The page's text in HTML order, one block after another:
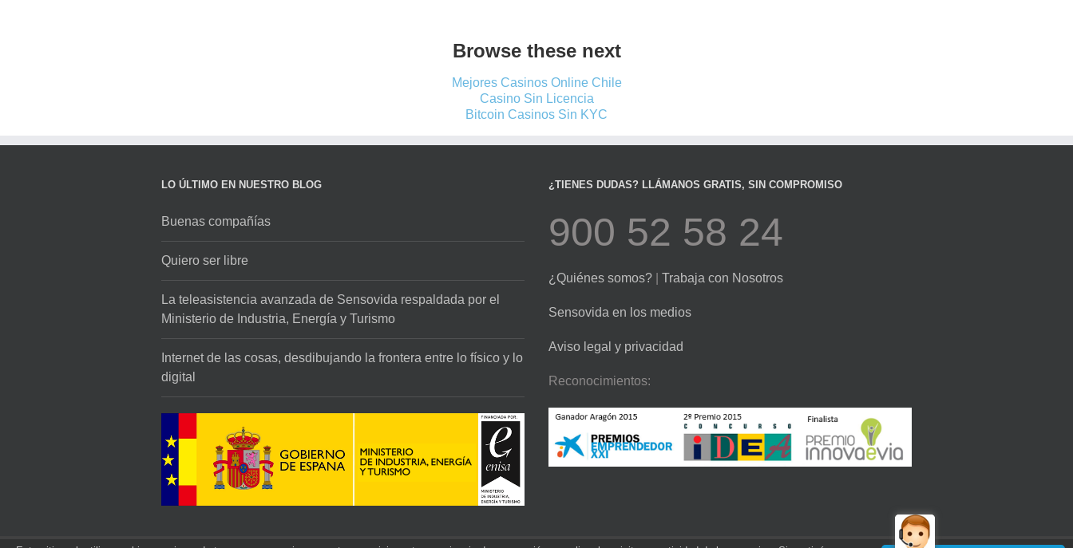
Browse these next
Mejores Casinos Online Chile
Casino Sin Licencia
Bitcoin Casinos Sin KYC
LO ÚLTIMO EN NUESTRO BLOG
Buenas compañías
Quiero ser libre
La teleasistencia avanzada de Sensovida respaldada por el
Ministerio de Industria, Energía y Turismo
Internet de las cosas, desdibujando la frontera entre lo físico y lo
digital
¿TIENES DUDAS? LLÁMANOS GRATIS, SIN COMPROMISO
900 52 58 24
¿Quiénes somos? Trabaja con Nosotros
Sensovida en los medios
Aviso legal y privacidad
Reconocimientos: